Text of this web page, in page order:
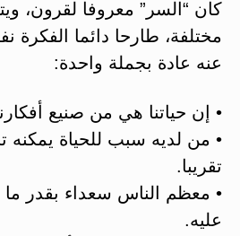
كان “السر” معروفا لقرون،
مختلفة، طارحا دائما الفكرة
عنه عادة بجملة واحدة:
• إن حياتنا هي من صنيع
• من لديه سبب للحياة
تقريبا.
• معظم الناس سعداء بقدر ما
عليه.